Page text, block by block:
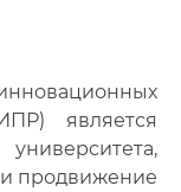
является
и продвижение